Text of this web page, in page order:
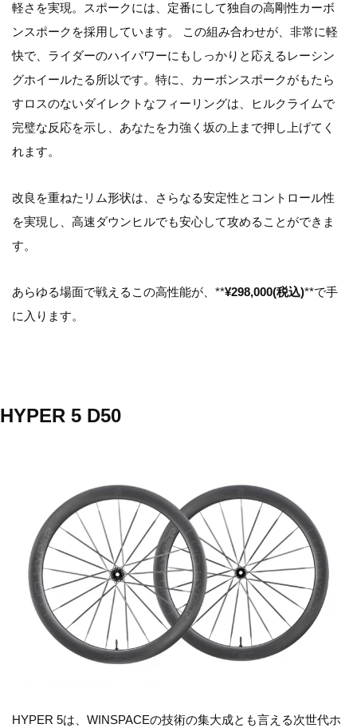
軽さを実現。スポークには、定番にして独自の高剛性カーボ
ンスポークを採用しています。 この組み合わせが、非常に軽
快で、ライダーのハイパワーにもしっかりと応えるレーシン
グホイールたる所以です。特に、カーボンスポークがもたら
すロスのないダイレクトなフィーリングは、ヒルクライムで
完璧な反応を示し、あなたを力強く坂の上まで押し上げてく
れます。
改良を重ねたリム形状は、さらなる安定性とコントロール性
を実現し、高速ダウンヒルでも安心して攻めることができま
す。
あらゆる場面で戦えるこの高性能が、**¥298,000(税込)**で手
に入ります。
HYPER 5 D50
HYPER 5は、WINSPACEの技術の集大成とも言える次世代ホ